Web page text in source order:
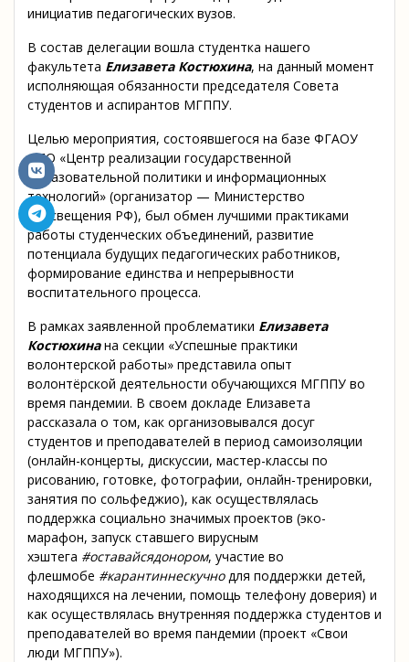
инициатив педагогических вузов.
В состав делегации вошла студентка нашего
факультета Елизавета Костюхина, на данный момент
исполняющая обязанности председателя Совета
студентов и аспирантов МГППУ.
Целью мероприятия, состоявшегося на базе ФГАОУ
ДПО «Центр реализации государственной
образовательной политики и информационных
технологий» (организатор — Министерство
просвещения РФ), был обмен лучшими практиками
работы студенческих объединений, развитие
потенциала будущих педагогических работников,
формирование единства и непрерывности
воспитательного процесса.
В рамках заявленной проблематики Елизавета
Костюхинана секции «Успешные практики
волонтерской работы» представила опыт
волонтёрской деятельности обучающихся МГППУ во
время пандемии. В своем докладе Елизавета
рассказала о том, как организовывался досуг
студентов и преподавателей в период самоизоляции
(онлайн-концерты, дискуссии, мастер-классы по
рисованию, готовке, фотографии, онлайн-тренировки,
занятия по сольфеджио), как осуществлялась
поддержка социально значимых проектов (эко-
марафон, запуск ставшего вирусным
хэштега #оставайсядонором, участие во
флешмобе #карантиннескучно для поддержки детей,
находящихся на лечении, помощь телефону доверия) и
как осуществлялась внутренняя поддержка студентов и
преподавателей во время пандемии (проект «Свои
люди МГППУ»).